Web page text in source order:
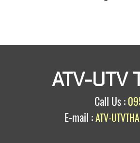
ATV-UTV
Call Us :
E-mail :ATV-